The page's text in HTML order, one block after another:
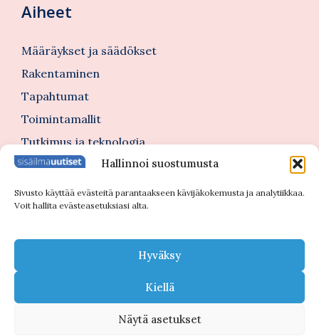
Hallinnoi suostumusta
Sivusto käyttää evästeitä parantaakseen kävijäkokemusta ja analytiikkaa.
Voit hallita evästeasetuksiasi alta.
Hyväksy
Kiellä
Näytä asetukset
Aiheet
Määräykset ja säädökset
Rakentaminen
Tapahtumat
Toimintamallit
Tutkimus ja teknologia
Tutustu myös
© 2026 Sisäilmauutiset |Tietosuojaseloste